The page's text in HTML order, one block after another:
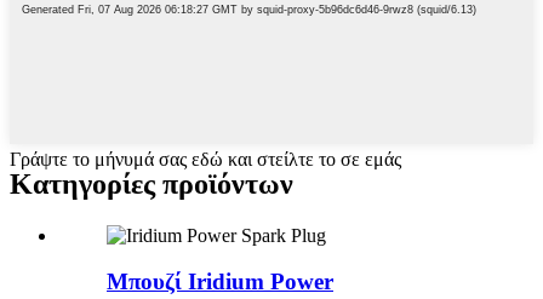
Γράψτε το μήνυμά σας εδώ και στείλτε το σε εμάς
Κατηγορίες προϊόντων
Μπουζί Iridium Power